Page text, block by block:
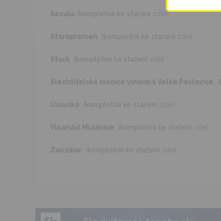
Secalo (kompletně ke stažení zde)
Staropramen (kompletně ke stažení zde)
Stock (kompletně ke stažení zde)
Šlechtitelská stanice vinařská Velké Pavlovice
Úsovsko (kompletně ke stažení zde)
Vinařství Mutěnice (kompletně ke stažení zde)
Zanzibar (kompletně ke stažení zde)